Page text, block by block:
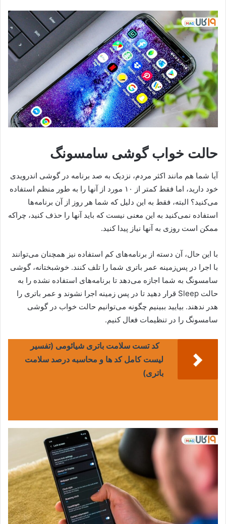
حالت خواب گوشی سامسونگ
آیا شما هم مانند اکثر مردم، نزدیک به صد برنامه در گوشی اندرویدی
خود دارید، اما فقط کمتر از ۱۰ مورد از آنها را به طور منظم استفاده
می‌کنید؟ البته، فقط به این دلیل که شما هر روز از آن برنامه‌ها
استفاده نمی‌کنید به این معنی نیست که باید آنها را حذف کنید، چراکه
ممکن است روزی به آنها نیاز پیدا کنید.
با این حال، آن دسته از برنامه‌های کم استفاده نیز همچنان می‌توانند
با اجرا در پس‌زمینه عمر باتری شما را تلف کنند. خوشبختانه، گوشی
سامسونگ به شما اجازه می‌دهد تا برنامه‌های استفاده نشده را به
حالت Sleep قرار دهید تا در پس زمینه اجرا نشوند و عمر باتری را
هدر ندهند. بیایید ببینیم چگونه می‌توانیم حالت خواب در گوشی
سامسونگ را در تنظیمات فعال کنیم.
کد تست سلامت باتری شیائومی (تفسیر
لیست کامل کد ها و محاسبه درصد سلامت
باتری)